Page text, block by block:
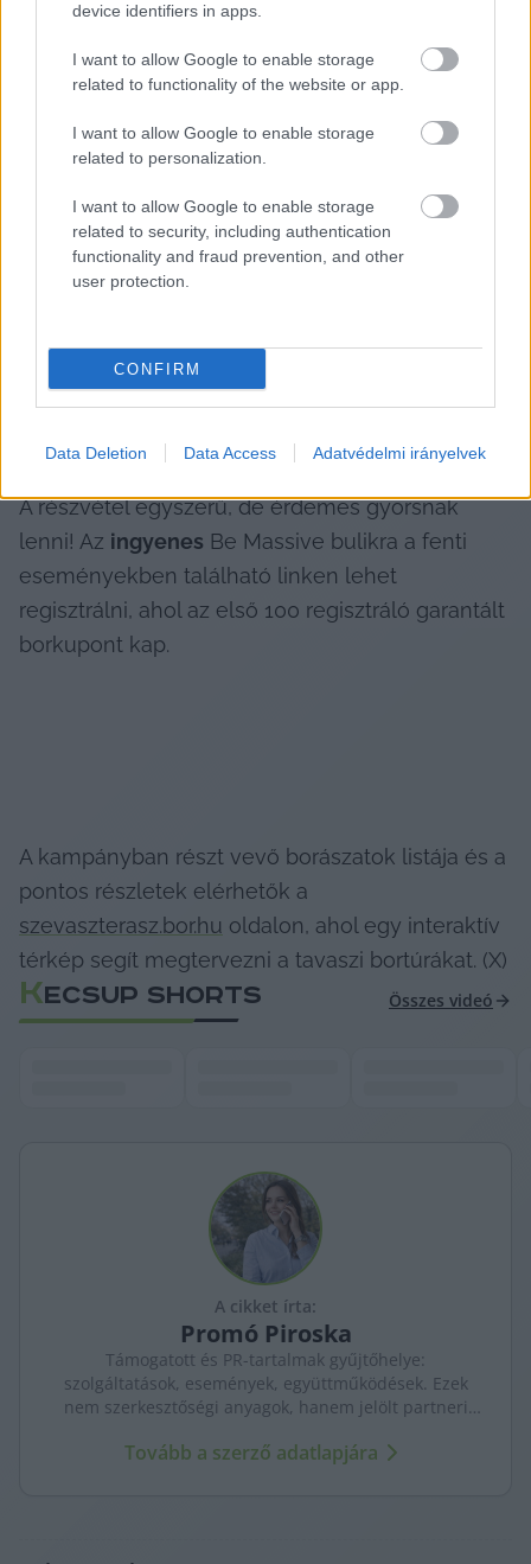
device identifiers in apps.
I want to allow Google to enable storage
related to functionality of the website or app.
I want to allow Google to enable storage
related to personalization.
I want to allow Google to enable storage
related to security, including authentication
functionality and fraud prevention, and other
user protection.
CONFIRM
Data Deletion Data Access Adatvédelmi irányelvek
mámor, Etyek
Április 11. (14:00–18:00): Bolyki Pincészet –
Április 18. (15:00–22:00): Lajvér Borbirtok –
Szekszárdi elegancia és ritmus
Április 25. (14:00–18:00): Laposa Birtok –
Balatoni panoráma a Badacsony lábánál
Hogyan vehetsz részt?
A részvétel egyszerű, de érdemes gyorsnak
lenni! Az ingyenes Be Massive bulikra a fenti
eseményekben található linken lehet
regisztrálni, ahol az első 100 regisztráló garantált
borkupont kap.
A kampányban részt vevő borászatok listája és a
szevaszterasz.bor.hu oldalon, ahol egy interaktív
térkép segít megtervezni a tavaszi bortúrákat. (X)
KECSUP SHORTS Összes videó
A cikket írta:
Promó Piroska
Támogatott és PR-tartalmak gyűjtőhelye:
szolgáltatások, események, együttműködések. Ezek
nem szerkesztőségi anyagok, hanem jelölt partneri
újságírásától.
Tovább a szerző adatlapjára